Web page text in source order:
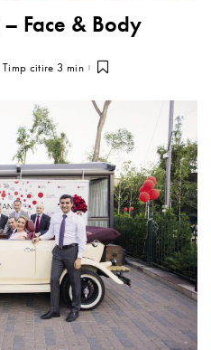
Face & Body
Timp citire 3 min